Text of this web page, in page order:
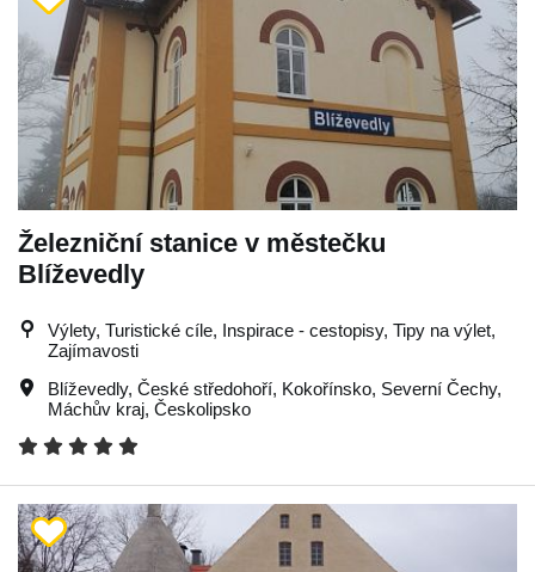
Železniční stanice v městečku
Blíževedly
Výlety, Turistické cíle, Inspirace - cestopisy, Tipy na výlet,
Zajímavosti
Blíževedly, České středohoří, Kokořínsko, Severní Čechy,
Máchův kraj, Českolipsko